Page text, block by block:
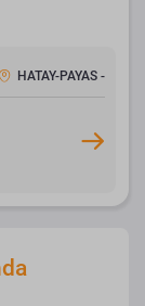
HATAY-PAYAS -